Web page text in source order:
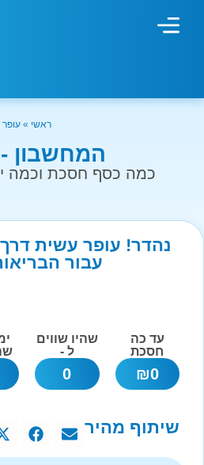
ראשי » עופר
המחשבון
כמה כסף חסכת וכמה
נהדר! עופר עשית דרך
עבור
עד כה
חסכת
0
₪
שהיו שווים
ל -
0
שיתוף מהיר